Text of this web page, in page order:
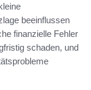
beeinflussen
finanzielle Fehler
schaden, und